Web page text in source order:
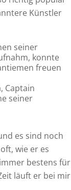
Künstler
seiner
konnte
freuen
Captain
seiner
es sind noch
wie er es
bestens für
läuft er bei mir